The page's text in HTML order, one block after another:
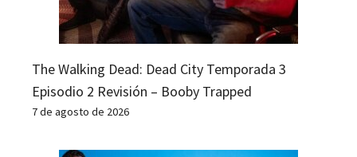
The Walking Dead: Dead City Temporada 3
Episodio 2 Revisión – Booby Trapped
7 de agosto de 2026